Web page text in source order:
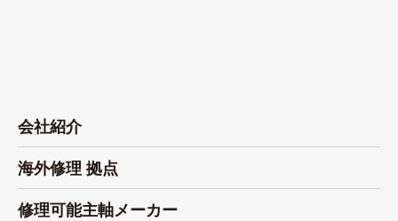
会社紹介
海外修理 拠点
修理可能主軸メーカー